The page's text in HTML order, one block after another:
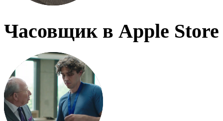
Часовщик в Apple Store